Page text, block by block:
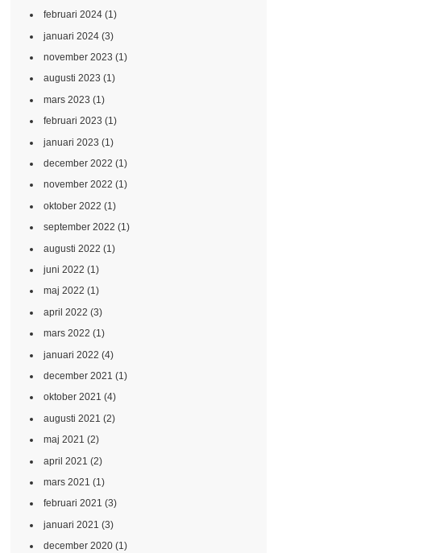
februari 2024(1)
januari 2024(3)
november 2023 (1)
augusti 2023 (1)
mars 2023 (1)
februari 2023 (1)
januari 2023 (1)
december 2022 (1)
november 2022 (1)
oktober 2022 (1)
september 2022 (1)
augusti 2022 (1)
juni 2022 (1)
maj 2022 (1)
april 2022 (3)
mars 2022 (1)
januari 2022 (4)
december 2021 (1)
oktober 2021 (4)
augusti 2021 (2)
maj 2021 (2)
april 2021 (2)
mars 2021 (1)
februari 2021 (3)
januari 2021 (3)
december 2020(1)